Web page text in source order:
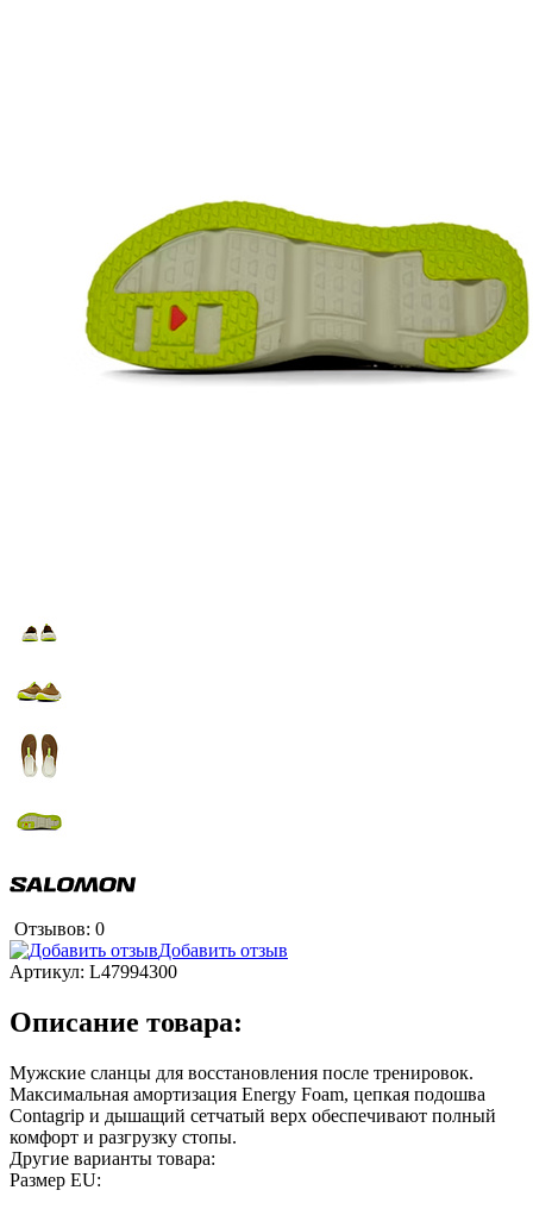
Отзывов: 0
Добавить отзыв
Артикул: L47994300
Описание товара:
Мужские сланцы для восстановления после тренировок.
Максимальная амортизация Energy Foam, цепкая подошва
Contagrip и дышащий сетчатый верх обеспечивают полный
комфорт и разгрузку стопы.
Другие варианты товара:
Размер EU: